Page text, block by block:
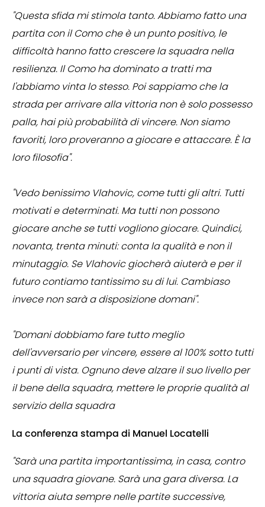
"Questa sfida mi stimola tanto. Abbiamo fatto una
partita con il Como che è un punto positivo, le
difficoltà hanno fatto crescere la squadra nella
resilienza. Il Como ha dominato a tratti ma
l'abbiamo vinta lo stesso. Poi sappiamo che la
strada per arrivare alla vittoria non è solo possesso
palla, hai più probabilità di vincere. Non siamo
favoriti, loro proveranno a giocare e attaccare. È la
loro filosofia".
"Vedo benissimo Vlahovic, come tutti gli altri. Tutti
motivati e determinati. Ma tutti non possono
giocare anche se tutti vogliono giocare. Quindici,
novanta, trenta minuti: conta la qualità e non il
minutaggio. Se Vlahovic giocherà aiuterà e per il
futuro contiamo tantissimo su di lui. Cambiaso
invece non sarà a disposizione domani".
"Domani dobbiamo fare tutto meglio
dell'avversario per vincere, essere al 100% sotto tutti
i punti di vista. Ognuno deve alzare il suo livello per
il bene della squadra, mettere le proprie qualità al
servizio della squadra
La conferenza stampa di Manuel Locatelli
"Sarà una partita importantissima, in casa, contro
una squadra giovane. Sarà una gara diversa. La
vittoria aiuta sempre nelle partite successive,